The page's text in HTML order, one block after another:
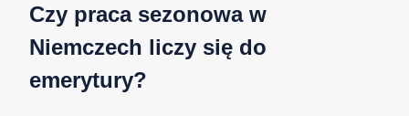
Czy praca sezonowa w
Niemczech liczy się do
emerytury?